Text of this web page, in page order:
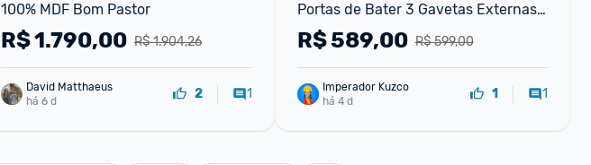
100% MDF Bom Pastor
R$ 1.904,26
R$1.790,00
há 6 d
2 1
Portas de Bater 3 Gavetas Externas
MDF
R$ 599,00
R$589,00
Imperador Kuzco
há 4 d
1 1